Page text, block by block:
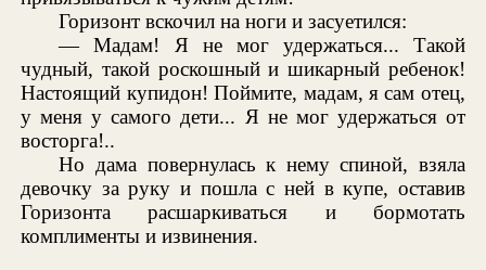
Горизонт вскочил на ноги и засуетился:
— Мадам! Я не мог удержаться... Такой
чудный, такой роскошный и шикарный ребенок!
Настоящий купидон! Поймите, мадам, я сам отец,
у меня у самого дети... Я не мог удержаться от
восторга!..
Но дама повернулась к нему спиной, взяла
девочку за руку и пошла с ней в купе, оставив
Горизонта расшаркиваться и бормотать
комплименты и извинения.